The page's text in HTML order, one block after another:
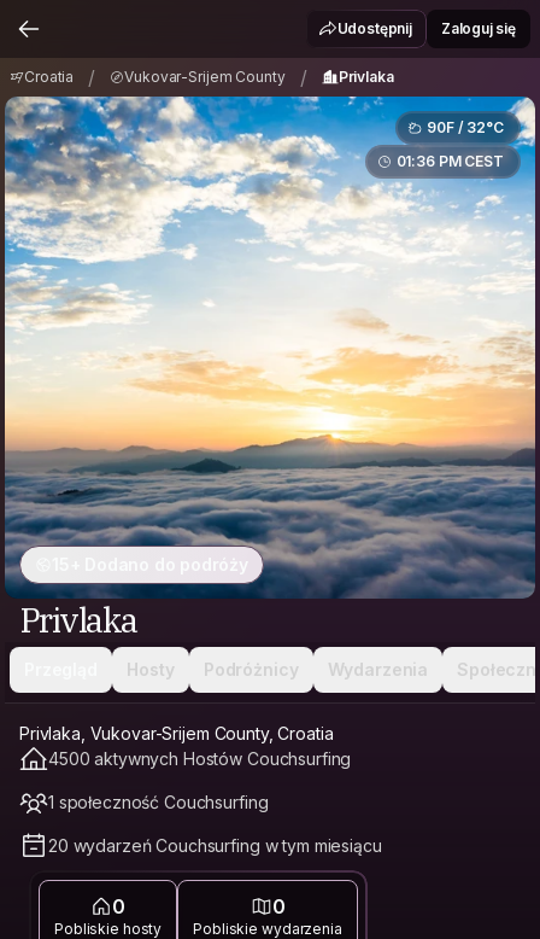
Vukovar-Srijem County / Privlaka
Udostępnij Zaloguj się
Croatia / Vukovar-Srijem County / Privlaka
90F / 32°C
01:36 PM CEST
15+ Dodano do podróży
Privlaka
Hosty Podróżnicy Wydarzenia
Privlaka, Vukovar-Srijem County, Croatia
4500 aktywnych Hostów Couchsurfing
1 społeczność Couchsurfing
20 wydarzeń Couchsurfing w tym miesiącu
0
Pobliskie hosty
0
Pobliskie wydarzenia